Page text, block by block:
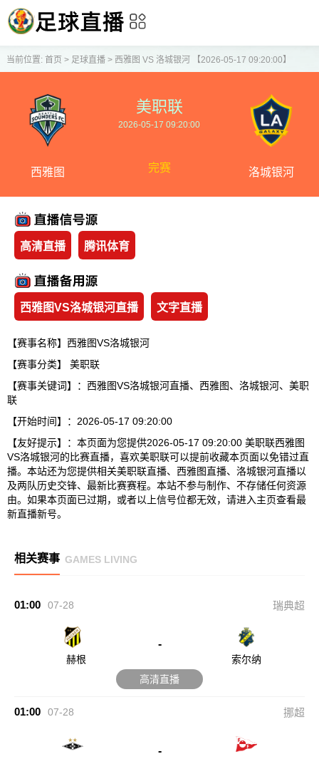
当前位置: 首页 > 足球直播> 西雅图 VS 洛城银河 【2026-05-17 09:20:00】
西雅图
美职联
2026-05-17 09:20:00
完赛 洛城银河
高清直播 腾讯体育
西雅图VS洛城银河直播 文字直播
【赛事名称】西雅图VS洛城银河
【赛事分类】 美职联
【赛事关键词】：西雅图VS洛城银河直播、西雅图、洛城银河、美职
联
【开始时间】：2026-05-17 09:20:00
【友好提示】：本页面为您提供2026-05-17 09:20:00 美职联西雅图
VS洛城银河的比赛直播，喜欢美职联可以提前收藏本页面以免错过直
播。本站还为您提供相关美职联直播、西雅图直播、洛城银河直播以
及两队历史交锋、最新比赛赛程。本站不参与制作、不存储任何资源
由。如果本页面已过期，或者以上信号位都无效，请进入主页查看最
新直播新号。
相关赛事 GAMES LIVING
01:00 07-28 瑞典超
赫根
-
索尔纳
高清直播
01:00 07-28 挪超
-